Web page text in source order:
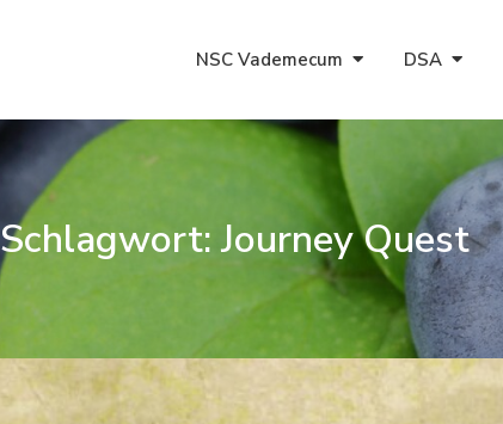
NSC Vademecum DSA
Schlagwort: Journey Quest